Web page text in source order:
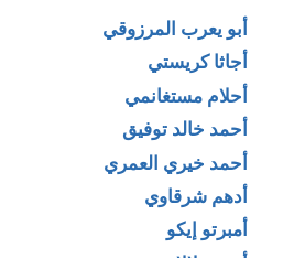
أبو يعرب المرزوقي
أجاثا كريستي
أحلام مستغانمي
أحمد خالد توفيق
أحمد خيري العمري
أدهم شرقاوي
أمبرتو إيكو